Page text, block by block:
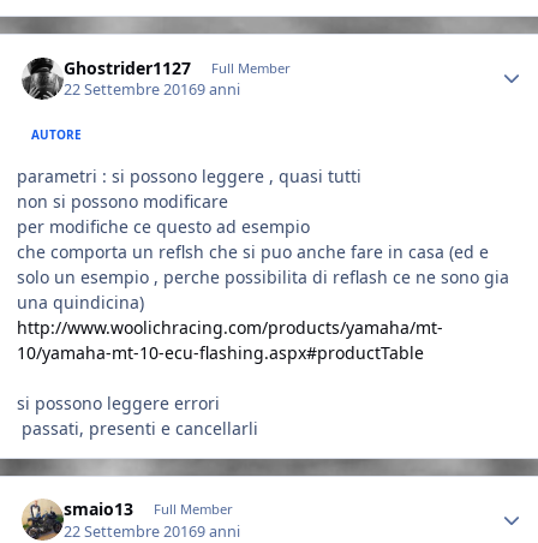
Ghostrider1127 Full Member
22 Settembre 20169 anni
AUTORE
parametri : si possono leggere , quasi tutti
non si possono modificare
per modifiche ce questo ad esempio
che comporta un reflsh che si puo anche fare in casa (ed e
solo un esempio , perche possibilita di reflash ce ne sono gia
una quindicina)
http://www.woolichracing.com/products/yamaha/mt-
10/yamaha-mt-10-ecu-flashing.aspx#productTable
si possono leggere errori
passati, presenti e cancellarli
smaio13 Full Member
22 Settembre 20169 anni